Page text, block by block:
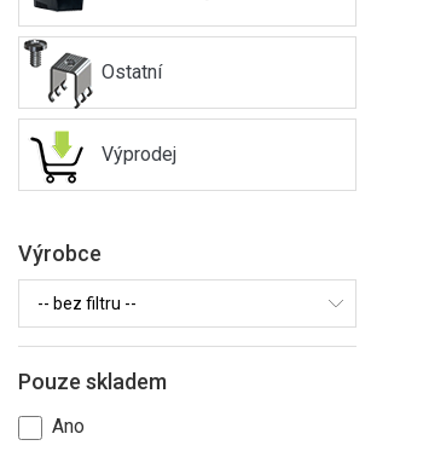
Ostatní
Výprodej
Výrobce
Pouze skladem
Ano